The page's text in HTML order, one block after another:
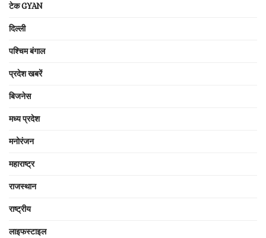
टेक GYAN
दिल्ली
पश्चिम बंगाल
प्रदेश खबरें
बिजनेस
मध्य प्रदेश
मनोरंजन
महाराष्ट्र
राजस्थान
राष्ट्रीय
लाइफस्टाइल